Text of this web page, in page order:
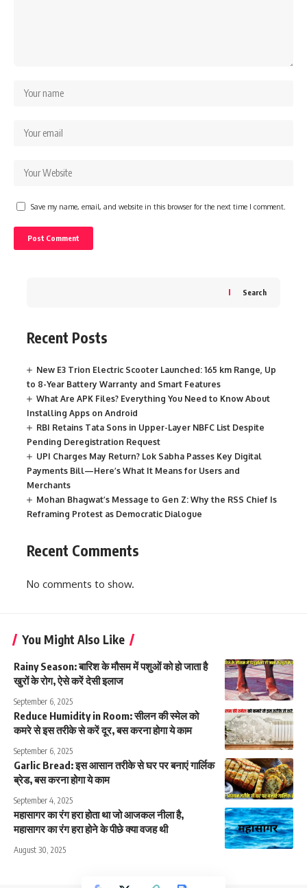
Save my name, email, and website in this browser for the next time I comment.
Search
Recent Posts
New E3 Trion Electric Scooter Launched: 165 km Range, Up
to 8-Year Battery Warranty and Smart Features
What Are APK Files? Everything You Need to Know About
Installing Apps on Android
RBI Retains Tata Sons in Upper-Layer NBFC List Despite
Pending Deregistration Request
UPI Charges May Return? Lok Sabha Passes Key Digital
Payments Bill—Here’s What It Means for Users and
Merchants
Mohan Bhagwat’s Message to Gen Z: Why the RSS Chief Is
Reframing Protest as Democratic Dialogue
Recent Comments
No comments to show.
You Might Also Like
Rainy Season: बारिश के मौसम में पशुओं को हो जाता है
खुरों के रोग, ऐसे करें देसी इलाज
September 6, 2025
Reduce Humidity in Room: सीलन की स्मेल को
कमरे से इस तरीके से करें दूर, बस करना होगा ये काम
September 6, 2025
Garlic Bread: इस आसान तरीके से घर पर बनाएं गार्लिक
ब्रेड, बस करना होगा ये काम
September 4, 2025
महासागर का रंग हरा होता था जो आजकल नीला है,
महासागर का रंग हरा होने के पीछे क्या वजह थी
August 30, 2025